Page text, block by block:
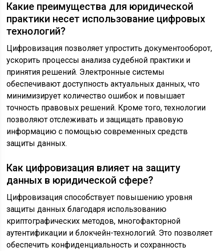
Какие преимущества для юридической
практики несет использование цифровых
технологий?
Цифровизация позволяет упростить документооборот,
ускорить процессы анализа судебной практики и
принятия решений. Электронные системы
обеспечивают доступность актуальных данных, что
минимизирует количество ошибок и повышает
точность правовых решений. Кроме того, технологии
позволяют отслеживать и защищать правовую
информацию с помощью современных средств
защиты данных.
Как цифровизация влияет на защиту
данных в юридической сфере?
Цифровизация способствует повышению уровня
защиты данных благодаря использованию
криптографических методов, многофакторной
аутентификации и блокчейн-технологий. Это позволяет
обеспечить конфиденциальность и сохранность